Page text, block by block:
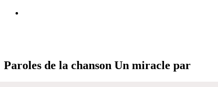
Paroles de la chanson Un miracle par